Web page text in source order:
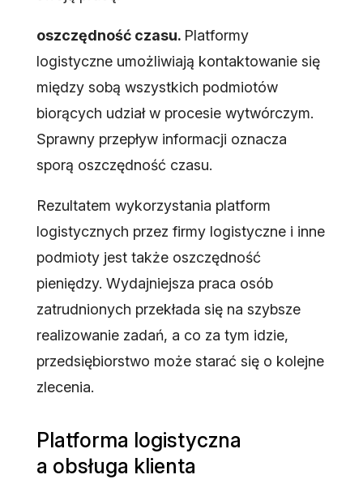
oszczędność czasu. Platformy
logistyczne umożliwiają kontaktowanie się
między sobą wszystkich podmiotów
biorących udział w procesie wytwórczym.
Sprawny przepływ informacji oznacza
sporą oszczędność czasu.
Rezultatem wykorzystania platform
logistycznych przez firmy logistyczne i inne
podmioty jest także oszczędność
pieniędzy. Wydajniejsza praca osób
zatrudnionych przekłada się na szybsze
realizowanie zadań, a co za tym idzie,
przedsiębiorstwo może starać się o kolejne
zlecenia.
Platforma logistyczna
a obsługa klienta